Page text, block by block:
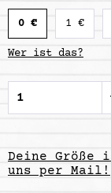
0 € 1 €
Wer ist das?
Deine Größe
uns per Mail!